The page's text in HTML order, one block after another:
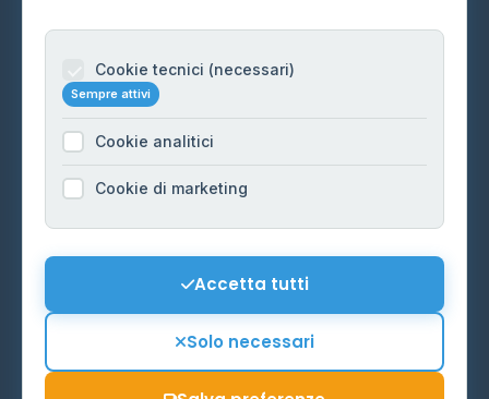
Informazioni legali
Cookie Policy
Preferenze Cookie
Mappa del sito
Cookie tecnici (necessari)
Sempre attivi
Cookie analitici
Cookie di marketing
Accetta tutti
Solo necessari